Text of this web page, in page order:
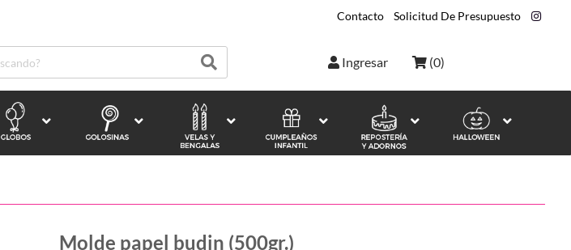
Contacto Solicitud De Presupuesto
Ingresar (0)
Molde papel budin (500gr.)